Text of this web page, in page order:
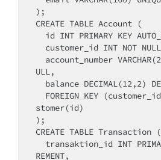
);
CREATE TABLE Account (
ULL,
stomer(id)
);
CREATE TABLE Transaction (
REMENT,